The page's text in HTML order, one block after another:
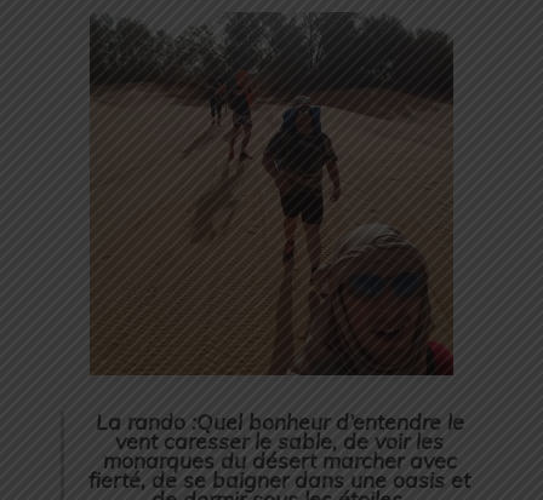
La rando :Quel bonheur d’entendre le
vent caresser le sable, de voir les
monarques du désert marcher avec
fierté, de se baigner dans une oasis et